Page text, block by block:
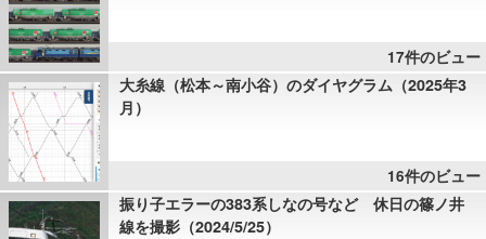
17件のビュー
大糸線（松本～南小谷）のダイヤグラム（2025年3
月）
16件のビュー
振り子エラーの383系しなの号など 休日の篠ノ井
線を撮影（2024/5/25）